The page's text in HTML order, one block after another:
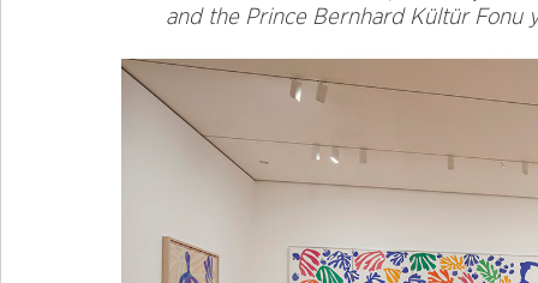
and the Prince Bernhard Kültür Fonu